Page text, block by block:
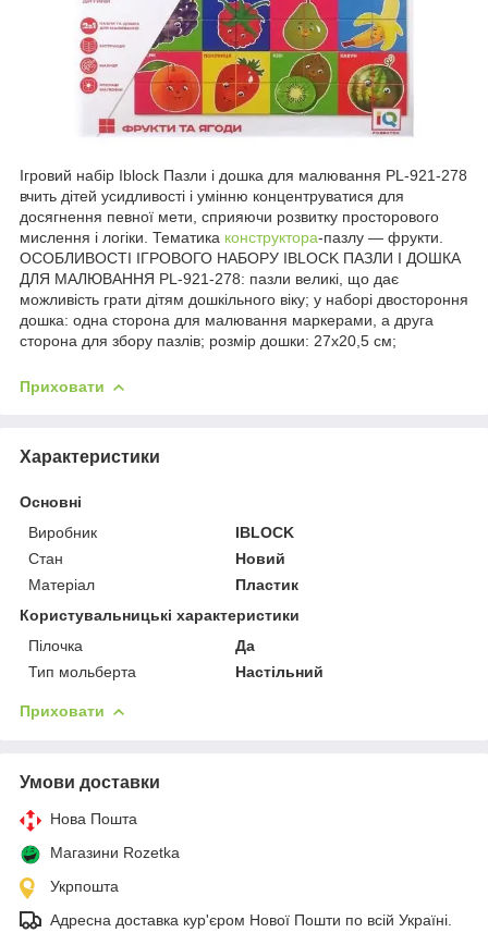
Ігровий набір Iblock Пазли і дошка для малювання PL-921-278
вчить дітей усидливості і умінню концентруватися для
досягнення певної мети, сприяючи розвитку просторового
мислення і логіки. Тематика конструктора-пазлу — фрукти.
ОСОБЛИВОСТІ ІГРОВОГО НАБОРУ IBLOCK ПАЗЛИ І ДОШКА
ДЛЯ МАЛЮВАННЯ PL-921-278: пазли великі, що дає
можливість грати дітям дошкільного віку; у наборі двостороння
дошка: одна сторона для малювання маркерами, а друга
сторона для збору пазлів; розмір дошки: 27х20,5 см;
Приховати
Характеристики
Основні
Виробник
IBLOCK
Стан
Новий
Матеріал
Пластик
Користувальницькі характеристики
Пілочка
Да
Тип мольберта
Настільний
Приховати
Умови доставки
Нова Пошта
Магазини Rozetka
Укрпошта
Адресна доставка кур'єром Нової Пошти по всій Україні.